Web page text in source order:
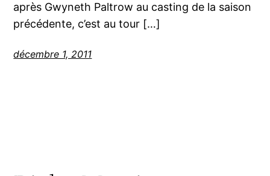
après Gwyneth Paltrow au casting de la saison
précédente, c’est au tour […]
décembre 1, 2011